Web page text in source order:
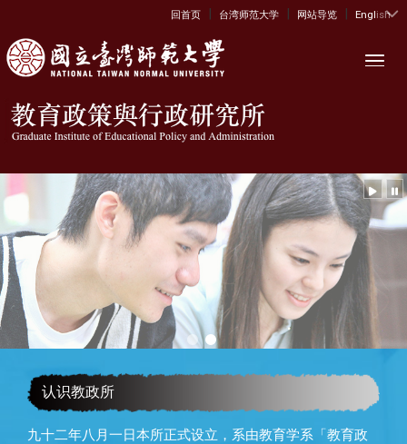
:::
回首页 | 台湾师范大学 | 网站导览 | English
认识教政所
九十二年八月一日本所正式设立，系由教育学系「教育政